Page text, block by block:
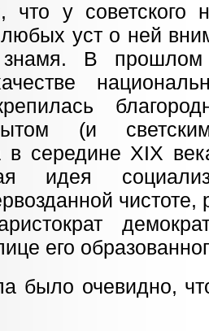
что у советского
уст о ней
знамя. В
(и
в середине XIX
идея
чистоте,
его
было очевидно,